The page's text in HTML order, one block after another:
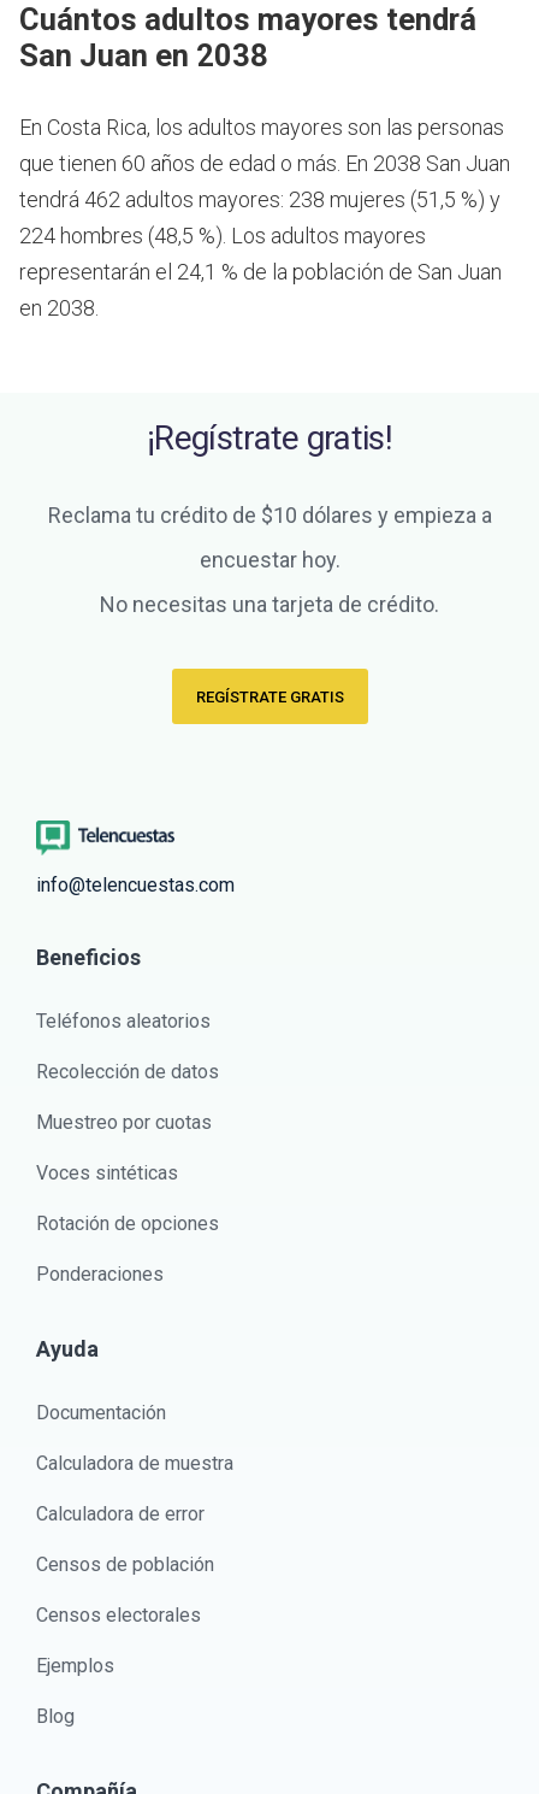
Cuántos adultos mayores tendrá
San Juan en 2038
En Costa Rica, los adultos mayores son las personas
que tienen 60 años de edad o más. En 2038 San Juan
tendrá 462 adultos mayores: 238 mujeres (51,5 %) y
224 hombres (48,5 %). Los adultos mayores
representarán el 24,1 % de la población de San Juan
en 2038.
¡Regístrate gratis!
Reclama tu crédito de $10 dólares y empieza a
encuestar hoy.
No necesitas una tarjeta de crédito.
REGÍSTRATE GRATIS
info@telencuestas.com
Beneficios
Teléfonos aleatorios
Recolección de datos
Muestreo por cuotas
Voces sintéticas
Rotación de opciones
Ponderaciones
Ayuda
Documentación
Calculadora de muestra
Calculadora de error
Censos de población
Censos electorales
Ejemplos
Blog